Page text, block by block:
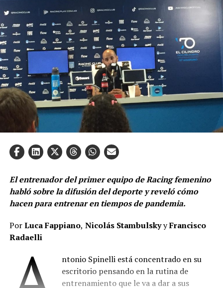
El entrenador del primer equipo de Racing femenino
habló sobre la difusión del deporte y reveló cómo
hacen para entrenar en tiempos de pandemia.
PorLuca Fappiano, Nicolás StambulskyyFrancisco
Radaelli
ntonio Spinelli está concentrado en su
escritorio pensando en la rutina de
entrenamiento que le va a dar a sus